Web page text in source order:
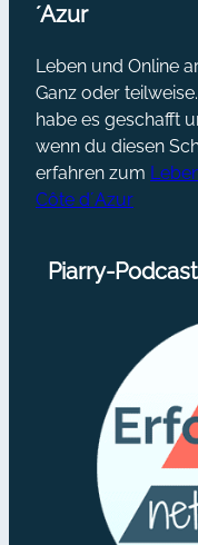
´Azur
Leben und Online
Ganz oder
habe es geschafft
wenn du diesen
erfahren zum
Côte d´Azur
Piarry-